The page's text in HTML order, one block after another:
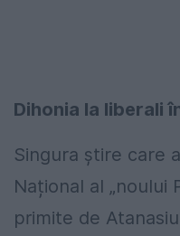
Dihonia la liberali
Singura știre care
Național al „noului
primite de